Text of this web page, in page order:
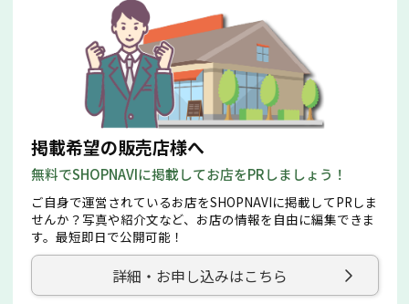
掲載希望の販売店様へ
無料でSHOPNAVIに掲載してお店をPRしましょう！
ご自身で運営されているお店をSHOPNAVIに掲載してPRしま
せんか？写真や紹介文など、お店の情報を自由に編集できま
す。最短即日で公開可能！
詳細・お申し込みはこちら